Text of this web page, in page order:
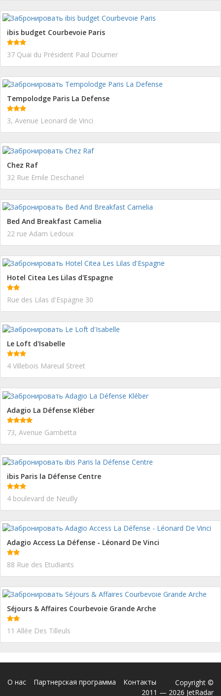
ibis budget Courbevoie Paris
37 Quai du Président Paul Doumer
Tempolodge Paris La Defense
3, Avenue Leonard de Vinci
Chez Raf
32 Rue Emile Deschanel
Bed And Breakfast Camelia
22 rue Adam Ledoux
Hotel Citea Les Lilas d'Espagne
Rue des Lilas d'Espagne 30
Le Loft d'Isabelle
4 Villebois Mareuil Street
Adagio La Défense Kléber
73, Avenue Gambetta
ibis Paris la Défense Centre
4 boulevard de Neuilly
Adagio Access La Défense - Léonard De Vinci
88 Rue des Etudiants
Séjours & Affaires Courbevoie Grande Arche
11 Allée Des Tilleuls
О нас Партнерская программа Контакты
Copyright ©
2011 — 2026 JetRadar